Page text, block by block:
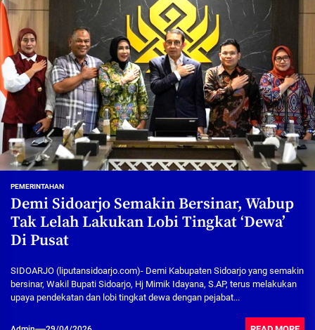
PEMERINTAHAN
Demi Sidoarjo Semakin Bersinar, Wabup
Tak Lelah Lakukan Lobi Tingkat ‘Dewa’
Di Pusat
SIDOARJO (liputansidoarjo.com)- Demi Kabupaten Sidoarjo yang semakin
bersinar, Wakil Bupati Sidoarjo, Hj Mimik Idayana, S.AP, terus melakukan
upaya pendekatan dan lobi tingkat dewa dengan pejabat...